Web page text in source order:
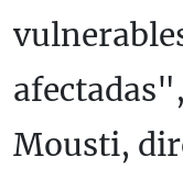
Mousti,